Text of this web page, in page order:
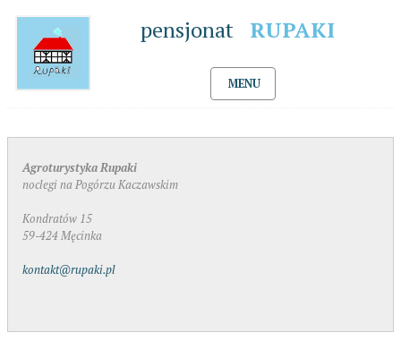
pensjonat RUPAKI
MENU
Agroturystyka Rupaki
noclegi na Pogórzu Kaczawskim
Kondratów 15
59-424 Męcinka
kontakt@rupaki.pl